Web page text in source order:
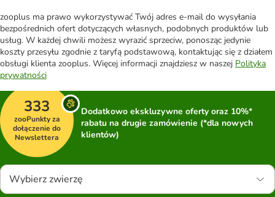
zooplus ma prawo wykorzystywać Twój adres e-mail do wysyłania
bezpośrednich ofert dotyczących własnych, podobnych produktów lub
usług. W każdej chwili możesz wyrazić sprzeciw, ponosząc jedynie
koszty przesyłu zgodnie z taryfą podstawową, kontaktując się z działem
obsługi klienta zooplus. Więcej informacji znajdziesz w naszej Polityka
prywatności
333
zooPunkty za
dołączenie do
Newslettera
Dodatkowo ekskluzywne oferty oraz 10%*
rabatu na drugie zamówienie (*dla nowych
klientów)
Wybierz zwierzę